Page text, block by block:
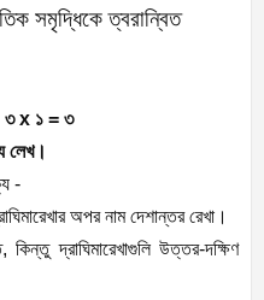
সমৃদ্ধিকে ত্বরান্বিত
৩ x ১ = ৩
লেখ।
-
অপর নাম দেশান্তর রেখা।
কিন্তু দ্রাঘিমারেখাগুলি উত্তর-দক্ষিণ